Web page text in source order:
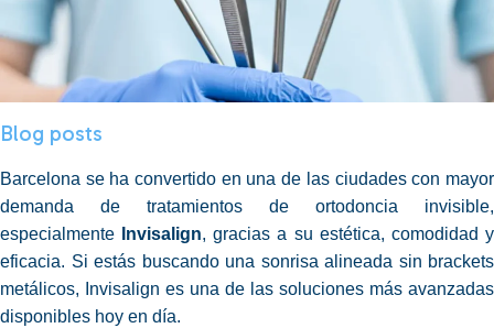
Blog posts
Barcelona se ha convertido en una de las ciudades con mayor
demanda de tratamientos de ortodoncia invisible,
especialmente
Invisalign, gracias a su estética, comodidad y
eficacia. Si estás buscando una sonrisa alineada sin brackets
metálicos, Invisalign es una de las soluciones más avanzadas
disponibles hoy en día.